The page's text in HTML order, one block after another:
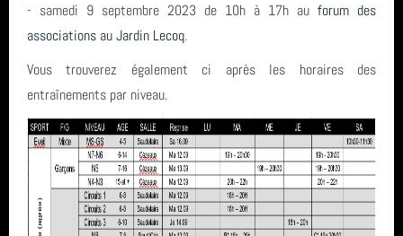
GRS (1)
FETE DE LA GYM 2026
FINALE NATIONALE UFOLEP 2026
Gymnastique Rythmique - Nos équipes en compétition
Assemblée Générale
Inscriptions saison 2025-2026
Clermont-Ferrand
vidéo
GRS
Derniers commentaires
Archives
juin 2026 (2)
Fil des articles
- samedi 9 septembre 2023 de 10h à 17h au forum des
associations au Jardin Lecoq.
Vous trouverez également ci après les horaires des
entraînements par niveau.